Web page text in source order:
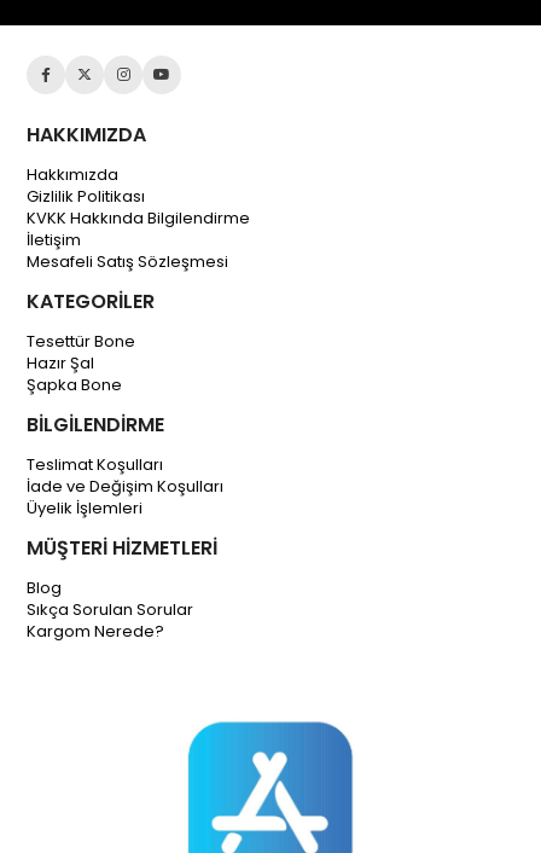
HAKKIMIZDA
Hakkımızda
Gizlilik Politikası
KVKK Hakkında Bilgilendirme
İletişim
Mesafeli Satış Sözleşmesi
KATEGORİLER
Tesettür Bone
Hazır Şal
Şapka Bone
BİLGİLENDİRME
Teslimat Koşulları
İade ve Değişim Koşulları
Üyelik İşlemleri
MÜŞTERİ HİZMETLERİ
Blog
Sıkça Sorulan Sorular
Kargom Nerede?